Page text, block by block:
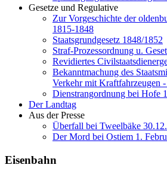
Gesetze und Regulative
Zur Vorgeschichte der
1815-1848
Staatsgrundgesetz 1848/1852
Straf-Prozessordnung u.
Revidiertes
Bekanntmachung des
Verkehr mit Kraftfahrzeugen
Dienstrangordnung bei Hofe
Der Landtag
Aus der Presse
Überfall bei Tweelbäke
Der Mord bei Ostiem 1.
Eisenbahn